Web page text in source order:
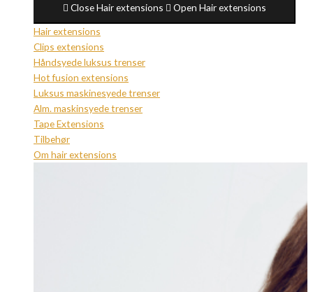
Close Hair extensions
Open Hair extensions
Hair extensions
Clips extensions
Håndsyede luksus trenser
Hot fusion extensions
Luksus maskinesyede trenser
Alm. maskinsyede trenser
Tape Extensions
Tilbehør
Om hair extensions